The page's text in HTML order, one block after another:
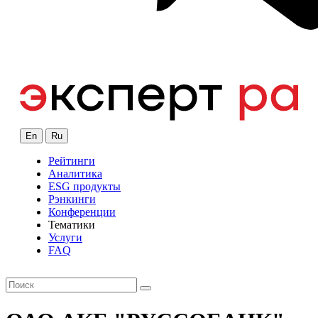
En Ru
Рейтинги
Аналитика
ESG продукты
Рэнкинги
Конференции
Тематики
Услуги
FAQ